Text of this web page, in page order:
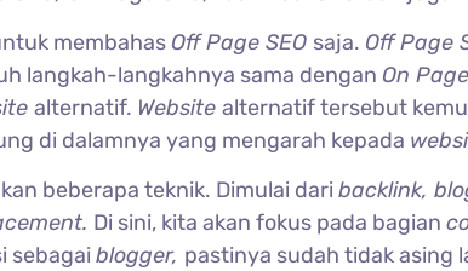
membahas Off Page SEO saja. Off Page
langkah-langkahnya sama dengan On
alternatif. Website alternatif tersebut
di dalamnya yang mengarah kepada
beberapa teknik. Dimulai dari backlink,
Di sini, kita akan fokus pada bagian
sebagai blogger, pastinya sudah tidak asing